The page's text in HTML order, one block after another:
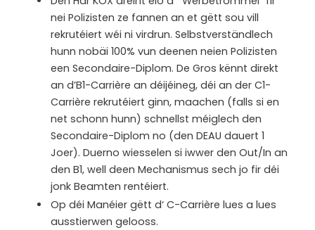
nei Polizisten ze fannen an et gëtt sou vill
rekrutéiert wéi ni virdrun. Selbstverständlech
hunn nobäi 100% vun deenen neien Polizisten
een Secondaire-Diplom. De Gros kënnt direkt
an d’B1-Carrière an déijéineg, déi an der C1-
Carrière rekrutéiert ginn, maachen (falls si en
net schonn hunn) schnellst méiglech den
Secondaire-Diplom no (den DEAU dauert 1
Joer). Duerno wiesselen si iwwer den Out/In an
den B1, well deen Mechanismus sech jo fir déi
jonk Beamten rentéiert.
Op déi Manéier gëtt d‘ C-Carrière lues a lues
ausstierwen gelooss.